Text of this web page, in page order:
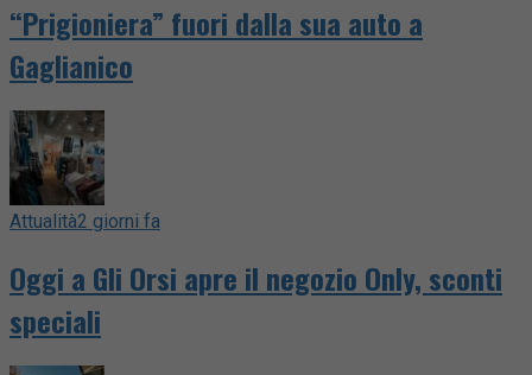
“Prigioniera” fuori dalla sua auto a
Gaglianico
Attualità2 giorni fa
Oggi a Gli Orsi apre il negozio Only, sconti
speciali